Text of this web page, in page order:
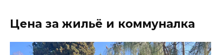
Цена за жильё и коммуналка